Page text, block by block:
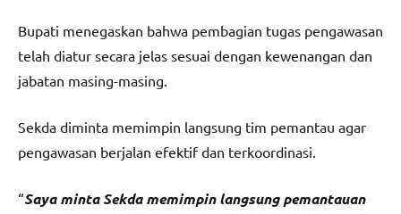
Bupati menegaskan bahwa pembagian tugas pengawasan
telah diatur secara jelas sesuai dengan kewenangan dan
jabatan masing-masing.
Sekda diminta memimpin langsung tim pemantau agar
pengawasan berjalan efektif dan terkoordinasi.
“Saya minta Sekda memimpin langsung pemantauan